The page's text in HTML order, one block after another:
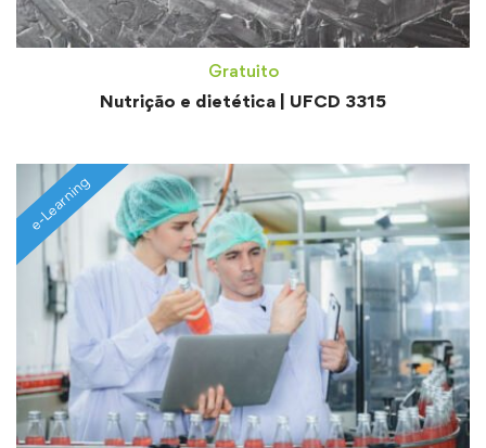
Gratuito
Nutrição e dietética | UFCD 3315
e-Learning